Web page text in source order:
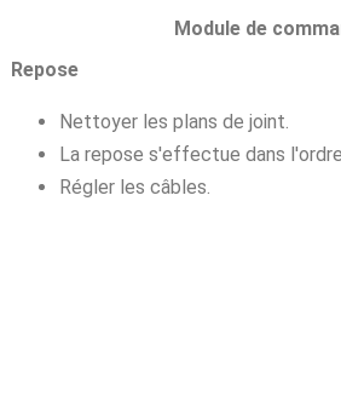
Module de
Repose
Nettoyer les plans de joint.
La repose s'effectue dans
Régler les câbles.